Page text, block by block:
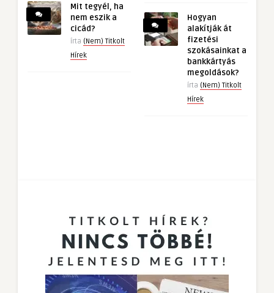
Mit tegyél, ha
nem eszik a
cicád?
írta (Nem) Titkolt
Hírek
Hogyan
alakítják át
fizetési
szokásainkat a
bankkártyás
megoldások?
írta (Nem) Titkolt
Hírek